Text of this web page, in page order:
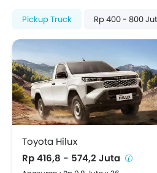
Pickup Truck Rp 400 - 800
Toyota Hilux
Rp 416,8 - 574,2 Juta